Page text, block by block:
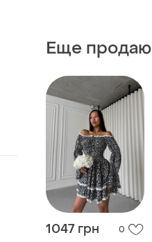
Еще продаю
1047 грн 0